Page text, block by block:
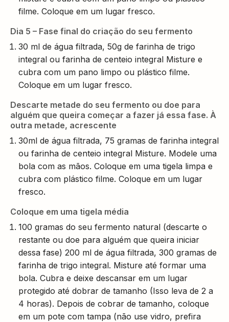
filme. Coloque em um lugar fresco.
Dia 5 – Fase final do criação do seu fermento
30 ml de água filtrada, 50g de farinha de trigo
integral ou farinha de centeio integral Misture e
cubra com um pano limpo ou plástico filme.
Coloque em um lugar fresco.
Descarte metade do seu fermento ou doe para
alguém que queira começar a fazer já essa fase. À
outra metade, acrescente
30ml de água filtrada, 75 gramas de farinha integral
ou farinha de centeio integral Misture. Modele uma
bola com as mãos. Coloque em uma tigela limpa e
cubra com plástico filme. Coloque em um lugar
fresco.
Coloque em uma tigela média
100 gramas do seu fermento natural (descarte o
restante ou doe para alguém que queira iniciar
dessa fase) 200 ml de água filtrada, 300 gramas de
farinha de trigo integral. Misture até formar uma
bola. Cubra e deixe descansar em um lugar
protegido até dobrar de tamanho (Isso leva de 2 a
4 horas). Depois de cobrar de tamanho, coloque
em um pote com tampa (não use vidro, prefira